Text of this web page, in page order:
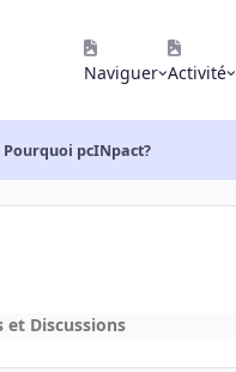
Naviguer Activité
Pourquoi pcINpact?
et Discussions